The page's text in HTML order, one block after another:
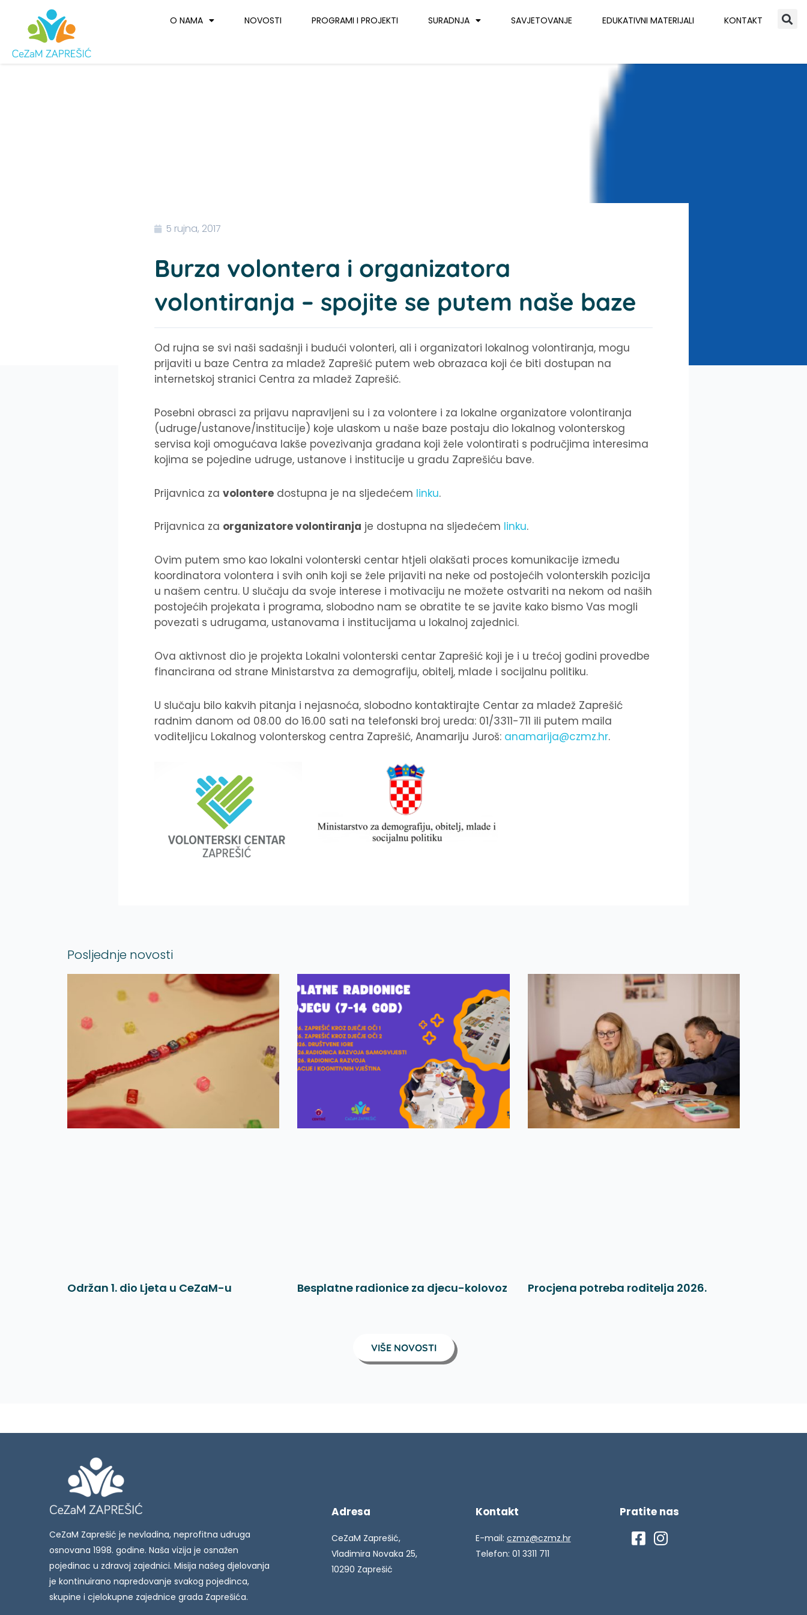
content
O NAMA NOVOSTI PROGRAMI I PROJEKTI SURADNJA SAVJETOVANJE EDUKATIVNI MATERIJALI KONTAKT
5 rujna, 2017
Burza volontera i organizatora
volontiranja – spojite se putem naše baze
Od rujna se svi naši sadašnji i budući volonteri, ali i organizatori lokalnog volontiranja, mogu
prijaviti u baze Centra za mladež Zaprešić putem web obrazaca koji će biti dostupan na
internetskoj stranici Centra za mladež Zaprešić.
Posebni obrasci za prijavu napravljeni su i za volontere i za lokalne organizatore volontiranja
(udruge/ustanove/institucije) koje ulaskom u naše baze postaju dio lokalnog volonterskog
servisa koji omogućava lakše povezivanja građana koji žele volontirati s područjima interesima
kojima se pojedine udruge, ustanove i institucije u gradu Zaprešiću bave.
Prijavnica za volontere dostupna je na sljedećem linku.
Prijavnica za organizatore volontiranja je dostupna na sljedećem linku.
Ovim putem smo kao lokalni volonterski centar htjeli olakšati proces komunikacije između
koordinatora volontera i svih onih koji se žele prijaviti na neke od postojećih volonterskih pozicija
u našem centru. U slučaju da svoje interese i motivaciju ne možete ostvariti na nekom od naših
postojećih projekata i programa, slobodno nam se obratite te se javite kako bismo Vas mogli
povezati s udrugama, ustanovama i institucijama u lokalnoj zajednici.
Ova aktivnost dio je projekta Lokalni volonterski centar Zaprešić koji je i u trećoj godini provedbe
financirana od strane Ministarstva za demografiju, obitelj, mlade i socijalnu politiku.
U slučaju bilo kakvih pitanja i nejasnoća, slobodno kontaktirajte Centar za mladež Zaprešić
radnim danom od 08.00 do 16.00 sati na telefonski broj ureda: 01/3311-711 ili putem maila
voditeljicu Lokalnog volonterskog centra Zaprešić, Anamariju Juroš: anamarija@czmz.hr.
Posljednje novosti
Održan 1. dio Ljeta u CeZaM-u Besplatne radionice za djecu-kolovoz Procjena potreba roditelja 2026.
VIŠE NOVOSTI
CeZaM Zaprešić je nevladina, neprofitna udruga
osnovana 1998. godine. Naša vizija je osnažen
pojedinac u zdravoj zajednici. Misija našeg djelovanja
je kontinuirano napredovanje svakog pojedinca,
skupine i cjelokupne zajednice grada Zaprešića.
Adresa
CeZaM Zaprešić,
Vladimira Novaka 25,
10290 Zaprešić
Kontakt
E-mail: czmz@czmz.hr
Telefon: 01 3311 711
Pratite nas